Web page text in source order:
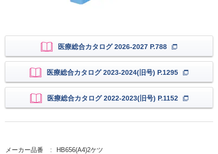
医療総合カタログ 2026-2027 P.788
医療総合カタログ 2023-2024(旧号) P.1295
医療総合カタログ 2022-2023(旧号) P.1152
メーカー品番
HB656(A4)2ケツ